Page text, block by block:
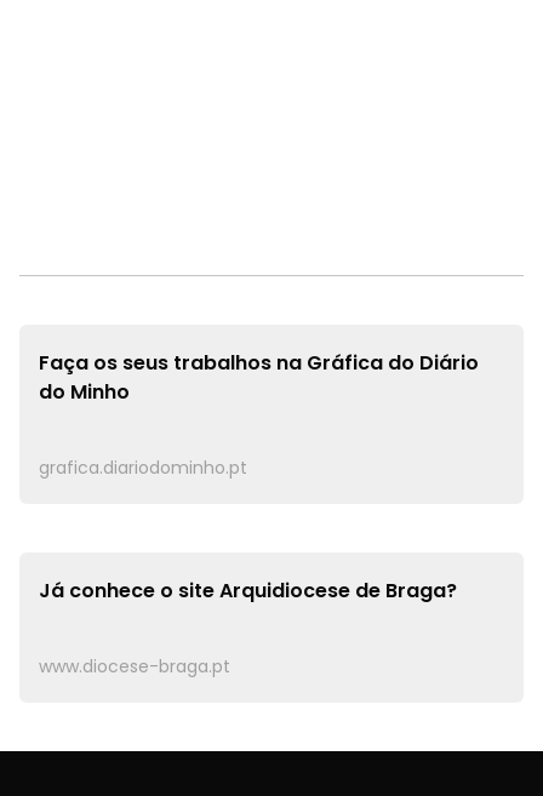
Faça os seus trabalhos na Gráfica do Diário
do Minho
grafica.diariodominho.pt
Já conhece o siteArquidiocese de Braga?
www.diocese-braga.pt